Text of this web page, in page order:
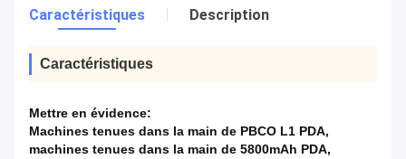
Caractéristiques Description
Caractéristiques
Mettre en évidence:
Machines tenues dans la main de PBCO L1 PDA,
machines tenues dans la main de 5800mAh PDA,